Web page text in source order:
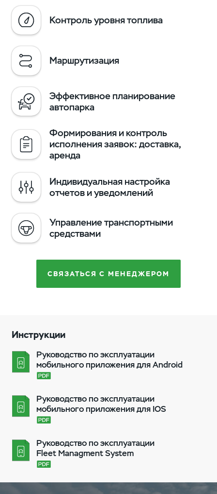
Контроль уровня топлива
Маршрутизация
Эффективное планирование
автопарка
Формирования и контроль
исполнения заявок: доставка,
аренда
Индивидуальная настройка
отчетов и уведомлений
Управление транспортными
средствами
СВЯЗАТЬСЯ С МЕНЕДЖЕРОМ
Инструкции
Руководство по эксплуатации
мобильного приложения для Android
Руководство по эксплуатации
мобильного приложения для IOS
Руководство по эксплуатации
Fleet Managment System